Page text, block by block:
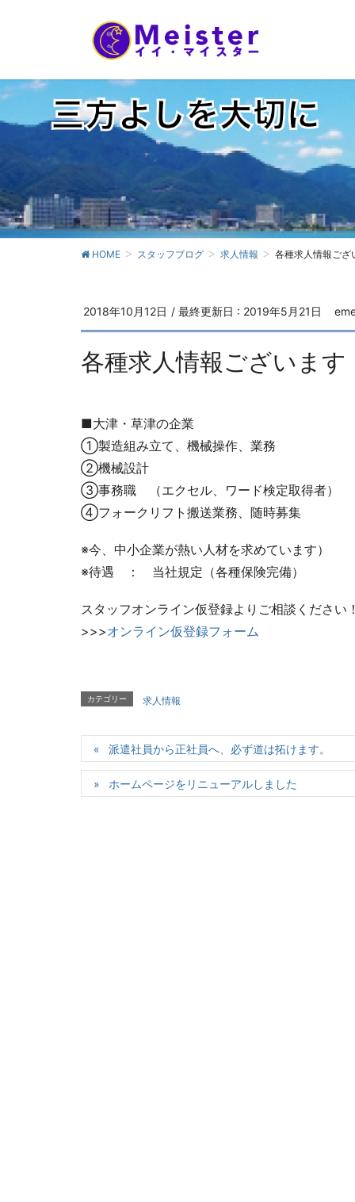
HOME スタッフブログ 求人情報 各種求人情報ござ
2018年10月12日 / 最終更新日 : 2019年5月21日
各種求人情報ございます
■大津・草津の企業
①製造組み立て、機械操作、業務
②機械設計
③事務職 （エクセル、ワード検定取得者）
④フォークリフト搬送業務、随時募集
※今、中小企業が熱い人材を求めています）
※待遇 ： 当社規定（各種保険完備）
スタッフオンライン仮登録よりご相談ください！
>>>オンライン仮登録フォーム
カテゴリー 求人情報
派遣社員から正社員へ、必ず道は拓けます。
ホームページをリニューアルしました